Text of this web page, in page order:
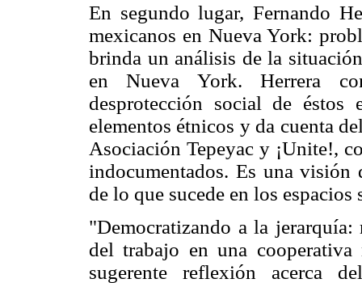
En segundo lugar, Fernando
mexicanos en Nueva York:
brinda un análisis de la
en Nueva York. Herrera
desprotección social de
elementos étnicos y da cuenta
Asociación Tepeyac y ¡Unite!,
indocumentados. Es una
de lo que sucede en los
"Democratizando a la
del trabajo en una cooperativa
sugerente reflexión acerca